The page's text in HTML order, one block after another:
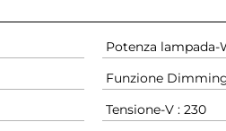
Potenza lampada-
Funzione
Tensione-V : 230